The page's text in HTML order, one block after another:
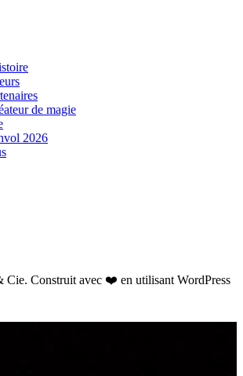
de magie
2026
Construit avec ❤️ en utilisant WordPress